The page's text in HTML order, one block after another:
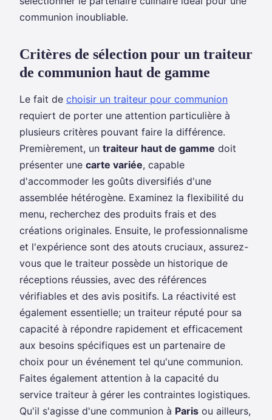
communion inoubliable.
Critères de sélection pour un traiteur
de communion haut de gamme
Le fait de choisir un traiteur pour communion
requiert de porter une attention particulière à
plusieurs critères pouvant faire la différence.
Premièrement, un traiteur haut de gamme doit
présenter une carte variée, capable
d'accommoder les goûts diversifiés d'une
assemblée hétérogène. Examinez la flexibilité du
menu, recherchez des produits frais et des
créations originales. Ensuite, le professionnalisme
et l'expérience sont des atouts cruciaux, assurez-
vous que le traiteur possède un historique de
réceptions réussies, avec des références
vérifiables et des avis positifs. La réactivité est
également essentielle; un traiteur réputé pour sa
capacité à répondre rapidement et efficacement
aux besoins spécifiques est un partenaire de
choix pour un événement tel qu'une communion.
Faites également attention à la capacité du
service traiteur à gérer les contraintes logistiques.
Qu'il s'agisse d'une communion à Paris ou ailleurs,